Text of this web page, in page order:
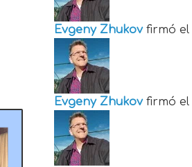
Evgeny Zhukov firmó el
Evgeny Zhukov firmó el